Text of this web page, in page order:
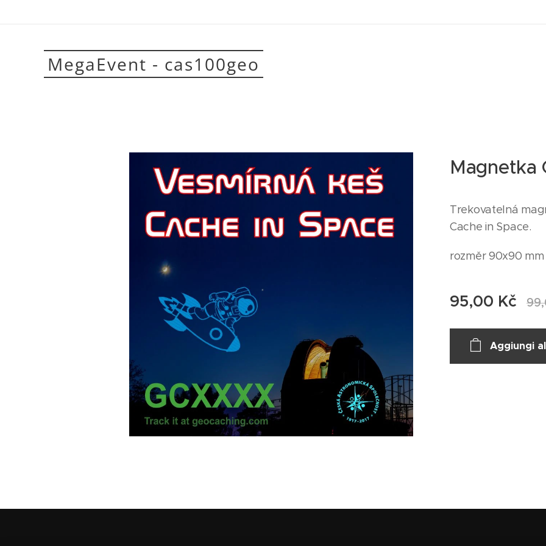
MegaEvent - cas100geo
Magnetka
Trekovatelná
Cache in Space.
rozměr 90x90 mm
95,00 Kč
Aggiungi